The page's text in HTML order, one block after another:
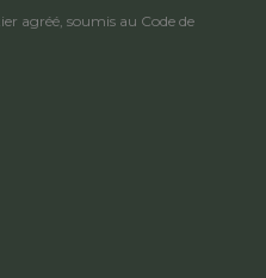
agréé, soumis au Code de